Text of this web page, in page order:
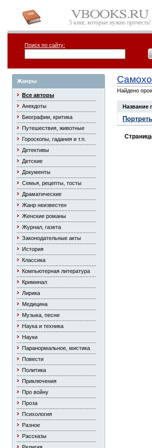
5 книг, которые нужно прочесть!
Поиск по сайту:
Жанры
Все авторы
Анекдоты
Биографии, критика
Путешествия, животные
Гороскопы, гадания и т.п.
Детективы
Детские
Документы
Семья, рецепты, тосты
Драматические
Жанр неизвестен
Женские романы
Журнал, газета
Законодательные акты
История
Классика
Компьютерная литература
Криминал
Лирика
Медицина
Музыка, песни
Наука и техника
Науки
Паранормальное, мистика
Повести
Политика
Приключения
Про войну
Проза
Психология
Разное
Рассказы
Найдено
Название